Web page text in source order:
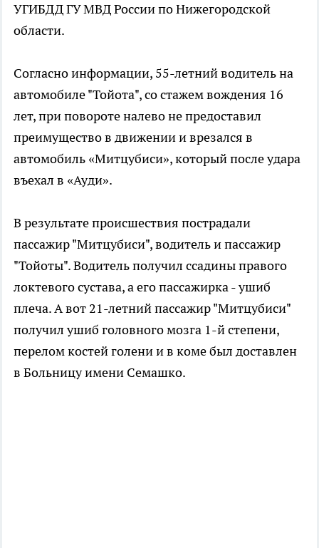
УГИБДД ГУ МВД России по Нижегородской
области.
Согласно информации, 55-летний водитель на
автомобиле "Тойота", со стажем вождения 16
лет, при повороте налево не предоставил
преимущество в движении и врезался в
автомобиль «Митцубиси», который после удара
въехал в «Ауди».
В результате происшествия пострадали
пассажир "Митцубиси", водитель и пассажир
"Тойоты". Водитель получил ссадины правого
локтевого сустава, а его пассажирка - ушиб
плеча. А вот 21-летний пассажир "Митцубиси"
получил ушиб головного мозга 1-й степени,
перелом костей голени и в коме был доставлен
в Больницу имени Семашко.